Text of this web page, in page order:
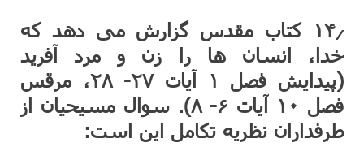
۱۴٫ کتاب مقدس گزارش می دهد که
خدا، انسان ها را زن و مرد آفرید
(پیدایش فصل ۱ آیات ۲۷- ۲۸، مرقس
فصل ۱۰ آیات ۶- ۸). سوال مسیحیان از
طرفداران نظریه تکامل این است: